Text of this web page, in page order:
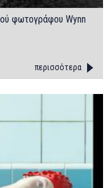
φωτογράφου Wynn
περισσότερα